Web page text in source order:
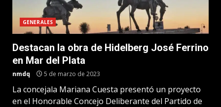
GENERALES
Destacan la obra de Hidelberg José Ferrino
en Mar del Plata
nmdq 5 de marzo de 2023
La concejala Mariana Cuesta presentó un proyecto
en el Honorable Concejo Deliberante del Partido de